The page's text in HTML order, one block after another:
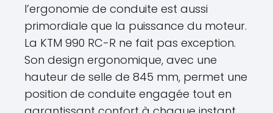
l’ergonomie de conduite est aussi
primordiale que la puissance du moteur.
La KTM 990 RC-R ne fait pas exception.
Son design ergonomique, avec une
hauteur de selle de 845 mm, permet une
position de conduite engagée tout en